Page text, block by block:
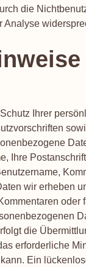
die
Ihrer
Ihre
wir erheben
die
erforderliche
Ein